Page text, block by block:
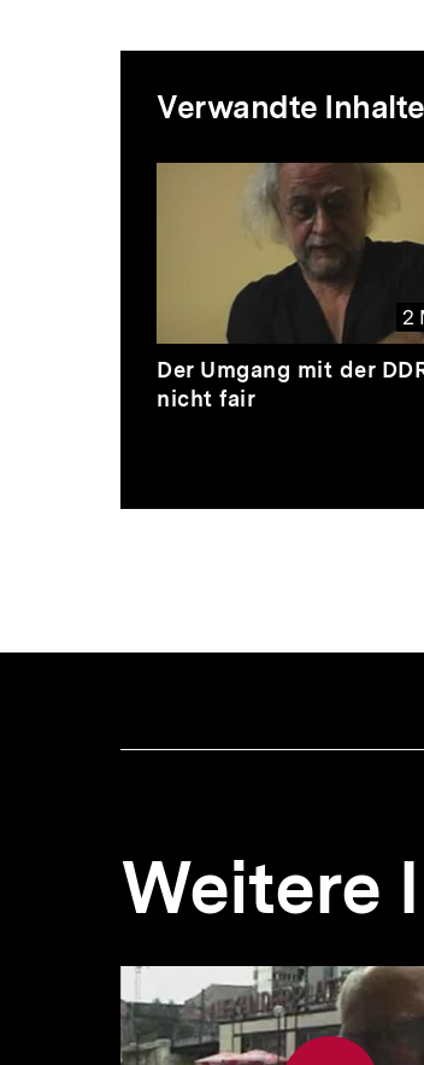
zur
Verwandte Inhalte
Inhaltskarussell
überspringen
2
Video
Dauer
2
Min.
Der Umgang mit der
nicht fair
Weitere
Inhaltskarousell
für
weitere
Inhalte
Inhaltskarussell
überspringen